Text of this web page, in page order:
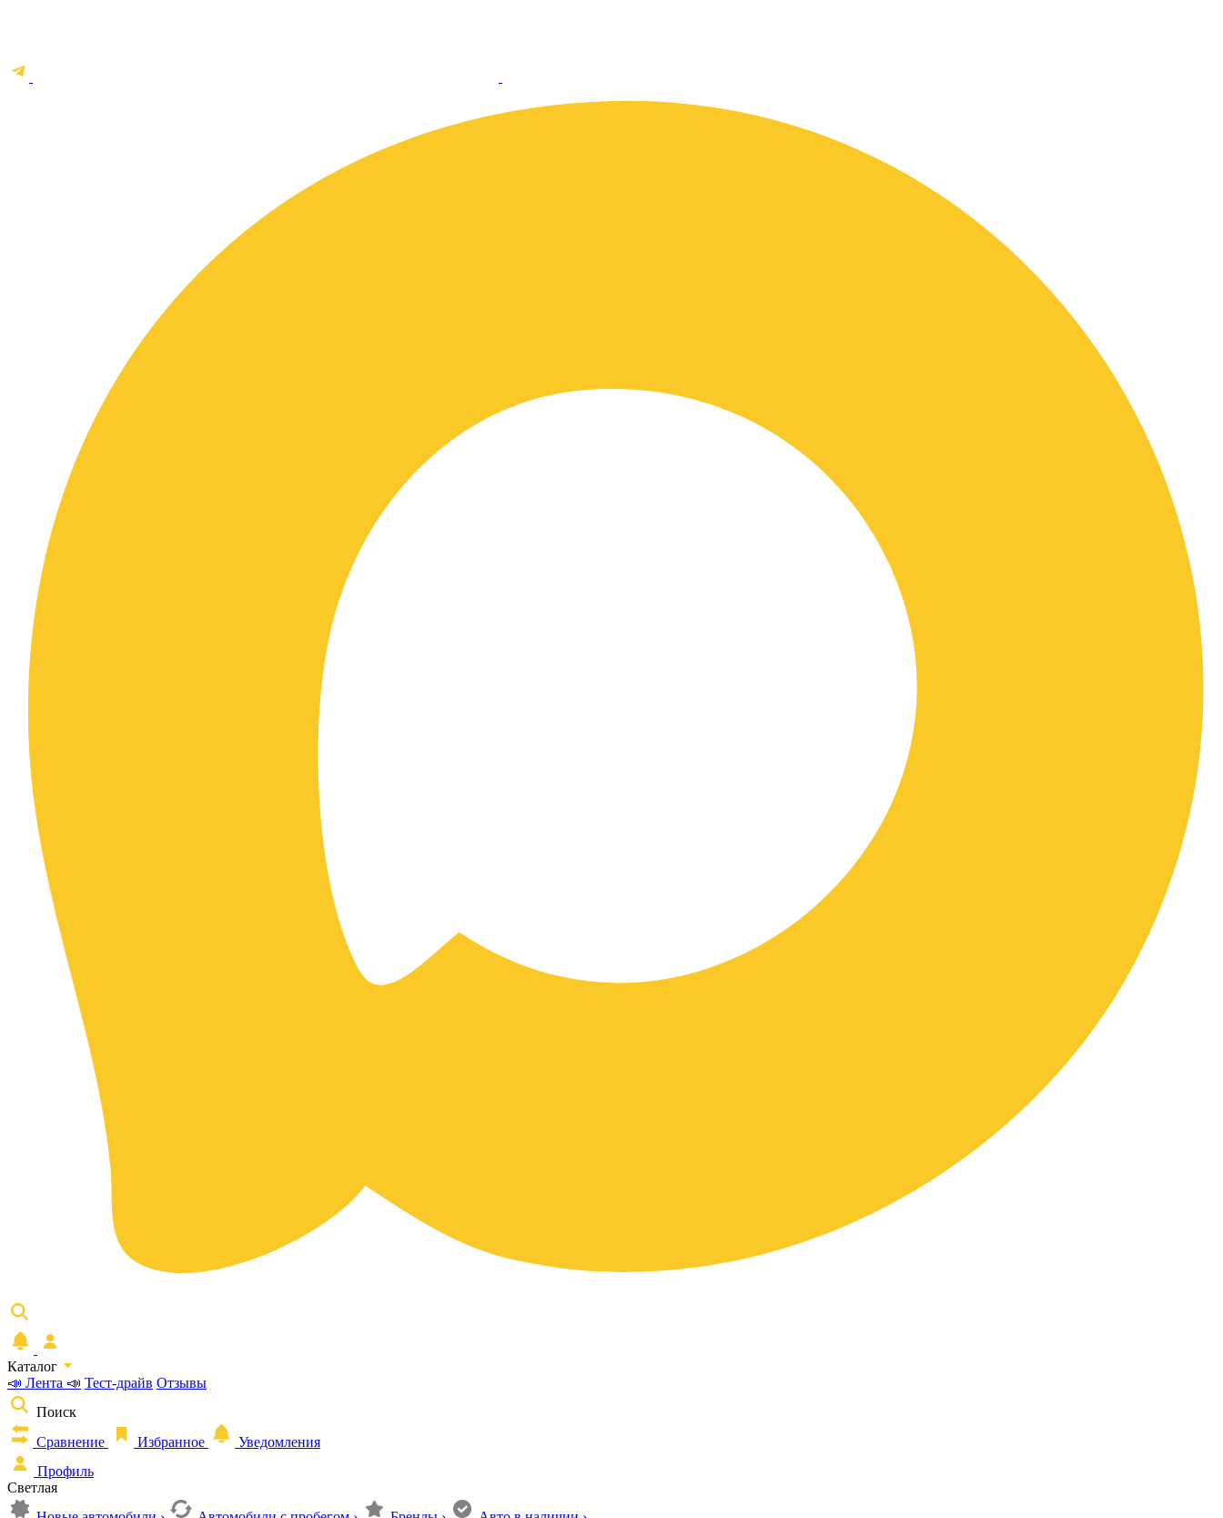
Каталог
📣 Лента 📣 Тест-драйв Отзывы
Поиск
Сравнение
Избранное
Уведомления
Профиль
Светлая